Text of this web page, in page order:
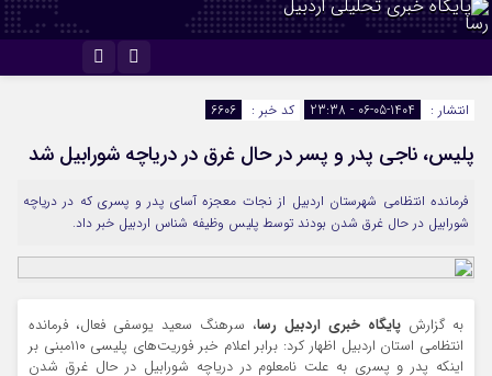
اینستاگرام
انتشار : 1404-05-06 - 23:38 کد خبر : 6606
پلیس، ناجی پدر و پسر در حال غرق در دریاچه شورابیل شد
فرمانده انتظامی شهرستان اردبیل از نجات معجزه آسای پدر و پسری که در دریاچه
شورابیل در حال غرق شدن بودند توسط پلیس وظیفه شناس اردبیل خبر داد.
به گزارش پایگاه خبری اردبیل رسا، سرهنگ سعید یوسفی فعال، فرمانده
انتظامی استان اردبیل اظهار کرد: برابر اعلام خبر فوریت‌های پلیسی ۱۱۰مبنی بر
اینکه پدر و پسری به علت نامعلوم در دریاچه شورابیل در حال غرق شدن